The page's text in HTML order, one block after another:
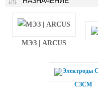
МЭЗ | ARCUS
СЗСМ